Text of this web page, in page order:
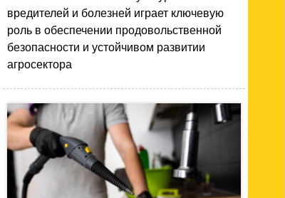
вредителей и болезней играет ключевую
роль в обеспечении продовольственной
безопасности и устойчивом развитии
агросектора